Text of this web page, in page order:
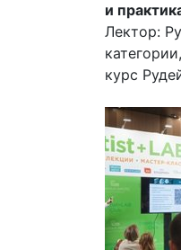
и
Лектор:
курс